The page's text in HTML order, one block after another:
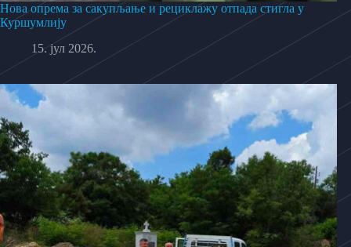
Нова опрема за сакупљање и рециклажу отпада стигла у
Куршумлију
15. јул 2026.